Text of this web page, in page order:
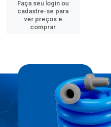
Faça seu login ou
cadastre-se para
ver preços e
comprar